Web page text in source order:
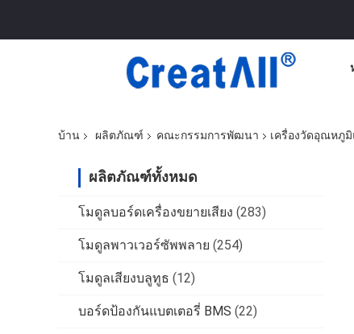
บ้าน ผลิตภัณฑ์ คณะกรรมการพัฒนา เครื่องวัดอุณหภูมิ
ผลิตภัณฑ์ทั้งหมด
โมดูลบอร์ดเครื่องขยายเสียง (283)
โมดูลพาวเวอร์ซัพพลาย (254)
โมดูลเสียงบลูทูธ (12)
บอร์ดป้องกันแบตเตอรี่ BMS (22)